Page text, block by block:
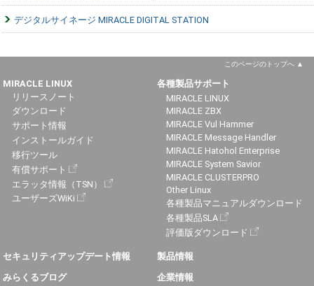
デジタルサイネージ MIRACLE DIGITAL STATION
このページのトップへ
MIRACLE LINUX
リリースノート
ダウンロード
サポート情報
インストールガイド
移行ツール
有償サポート
エラッタ情報（TSN）
ユーザーズWiKi
各種製品サポート
MIRACLE LINUX
MIRACLE ZBX
MIRACLE Vul Hammer
MIRACLE Message Handler
MIRACLE Hatohol Enterprise
MIRACLE System Savior
MIRACLE CLUSTERPRO
Other Linux
各種製品マニュアルダウンロード
各種製品SLA
評価版ダウンロード
セキュリティアップデート情報
みらくるブログ
製品情報
企業情報